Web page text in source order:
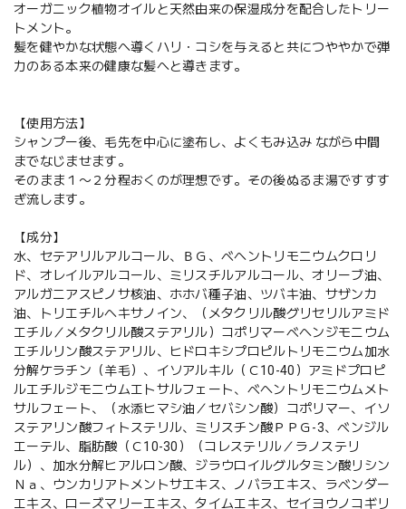
オーガニック植物オイルと天然由来の保湿成分を配合したトリー
トメント。
髪を健やかな状態へ導くハリ・コシを与えると共につややかで弾
力のある本来の健康な髪へと導きます。
【使用方法】
シャンプー後、毛先を中心に塗布し、よくもみ込み ながら中間
までなじませます。
そのまま１〜２分程おくのが理想です。その後ぬるま湯ですすす
ぎ流します。
【成分】
水、セテアリルアルコール、ＢＧ、ベヘントリモニウムクロリ
ド、オレイルアルコール、ミリスチルアルコール、オリーブ油、
アルガニアスピノサ核油、ホホバ種子油、ツバキ油、サザンカ
油、トリエチルヘキサノイン、（メタクリル酸グリセリルアミド
エチル／メタクリル酸ステアリル）コポリマーベヘンジモニウム
エチルリン酸ステアリル、ヒドロキシプロピルトリモニウム加水
分解ケラチン（羊毛）、イソアルキル（Ｃ10-40）アミドプロピ
ルエチルジモニウムエトサルフェート、ベヘントリモニウムメト
サルフェート、（水添ヒマシ油／セバシン酸）コポリマー、イソ
ステアリン酸フィトステリル、ミリスチン酸ＰＰＧ-3、ベンジル
エーテル、脂肪酸（Ｃ10-30）（コレステリル／ラノステリ
ル）、加水分解ヒアルロン酸、ジラウロイルグルタミン酸リシン
Ｎａ、ウンカリアトメントサエキス、ノバラエキス、ラベンダー
エキス、ローズマリーエキス、タイムエキス、セイヨウノコギリ